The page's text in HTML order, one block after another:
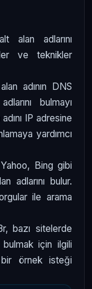
alan adlarını
ve teknikler
adının DNS
bulmayı
IP adresine
yardımcı
Bing gibi
adlarını bulur.
ile arama
bazı sitelerde
bulmak için ilgili
bir örnek isteği